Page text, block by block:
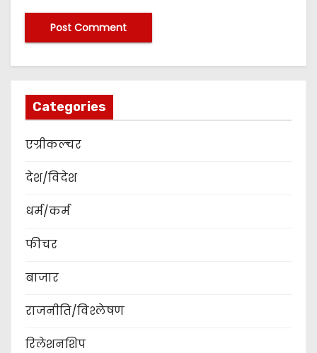
Categories
एग्रीकल्चर
देश/विदेश
धर्म/कर्म
फीचर
बाजार
राजनीति/विश्लेषण
रिलेशनशिप